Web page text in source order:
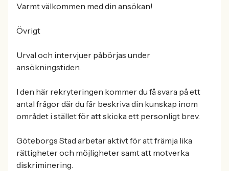
Varmt välkommen med din ansökan!
Övrigt
Urval och intervjuer påbörjas under
ansökningstiden.
I den här rekryteringen kommer du få svara på ett
antal frågor där du får beskriva din kunskap inom
området i stället för att skicka ett personligt brev.
Göteborgs Stad arbetar aktivt för att främja lika
rättigheter och möjligheter samt att motverka
diskriminering.